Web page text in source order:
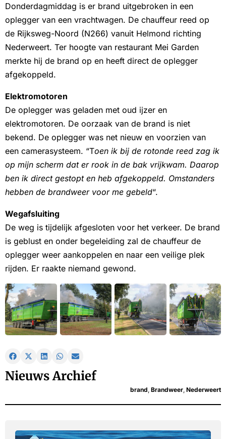
Donderdagmiddag is er brand uitgebroken in een
oplegger van een vrachtwagen. De chauffeur reed op
de Rijksweg-Noord (N266) vanuit Helmond richting
Nederweert. Ter hoogte van restaurant Mei Garden
merkte hij de brand op en heeft direct de oplegger
afgekoppeld.
Elektromotoren
De oplegger was geladen met oud ijzer en
elektromotoren. De oorzaak van de brand is niet
bekend. De oplegger was net nieuw en voorzien van
een camerasysteem. “Toen ik bij de rotonde reed zag ik
op mijn scherm dat er rook in de bak vrijkwam. Daarop
ben ik direct gestopt en heb afgekoppeld. Omstanders
hebben de brandweer voor me gebeld“.
Wegafsluiting
De weg is tijdelijk afgesloten voor het verkeer. De brand
is geblust en onder begeleiding zal de chauffeur de
oplegger weer aankoppelen en naar een veilige plek
rijden. Er raakte niemand gewond.
Nieuws Archief
brand, Brandweer, Nederweert